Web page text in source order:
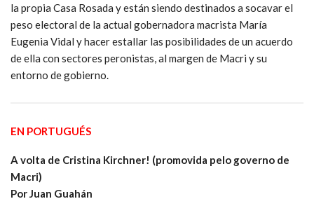
la propia Casa Rosada y están siendo destinados a socavar el
peso electoral de la actual gobernadora macrista María
Eugenia Vidal y hacer estallar las posibilidades de un acuerdo
de ella con sectores peronistas, al margen de Macri y su
entorno de gobierno.
EN PORTUGUÉS
A volta de Cristina Kirchner! (promovida pelo governo de
Macri)
Por Juan Guahán